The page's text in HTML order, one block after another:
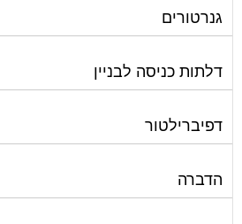
גנרטורים
דלתות כניסה לבניין
דפיברילטור
הדברה